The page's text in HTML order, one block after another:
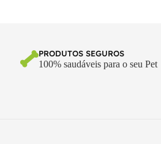
PRODUTOS SEGUROS
100% saudáveis para o seu Pet